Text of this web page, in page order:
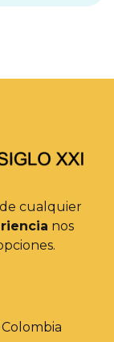
cualquier
nos